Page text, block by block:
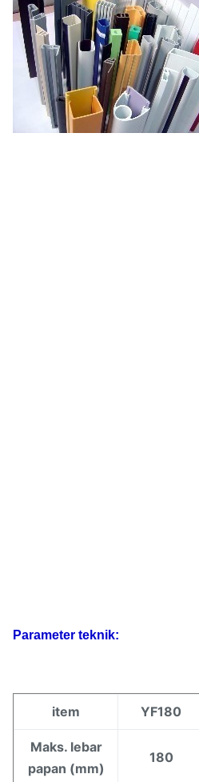
Parameter teknik:
item YF180
Maks. lebar
papan (mm)
180